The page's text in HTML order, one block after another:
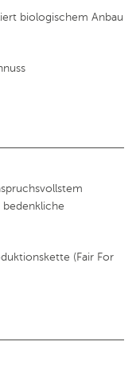
biologischem Anbau
bedenkliche
(Fair For